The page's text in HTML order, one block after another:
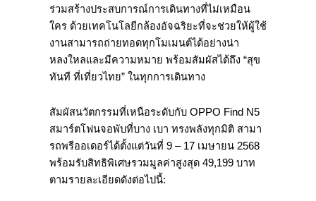
ร่วมสร้างประสบการณ์การเดินทางที่ไม่เหมือน
ใคร ด้วยเทคโนโลยีกล้องอัจฉริยะที่จะช่วยให้ผู้ใช้
งานสามารถถ่ายทอดทุกโมเมนต์ได้อย่างน่า
หลงใหลและมีความหมาย พร้อมสัมผัสได้ถึง “สุข
ทันที ที่เที่ยวไทย” ในทุกการเดินทาง
สัมผัสนวัตกรรมที่เหนือระดับกับ OPPO Find N5
สมาร์ตโฟนจอพับที่บาง เบา ทรงพลังทุกมิติ สามา
รถพรีออเดอร์ได้ตั้งแต่วันที่ 9 – 17 เมษายน 2568
พร้อมรับสิทธิพิเศษรวมมูลค่าสูงสุด 49,199 บาท
ตามรายละเอียดดังต่อไปนี้: